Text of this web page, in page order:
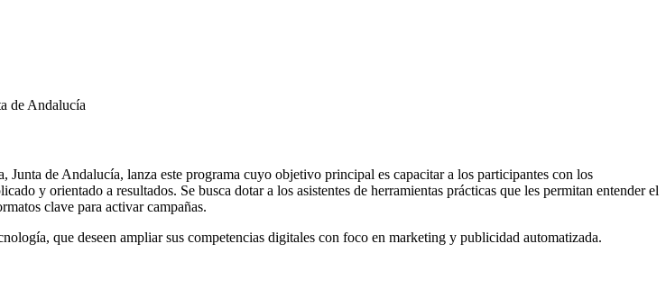
de Andalucía
de Andalucía, lanza este programa cuyo objetivo principal es capacitar a los participantes con los
y orientado a resultados. Se busca dotar a los asistentes de herramientas prácticas que les permitan entender el
clave para activar campañas.
que deseen ampliar sus competencias digitales con foco en marketing y publicidad automatizada.